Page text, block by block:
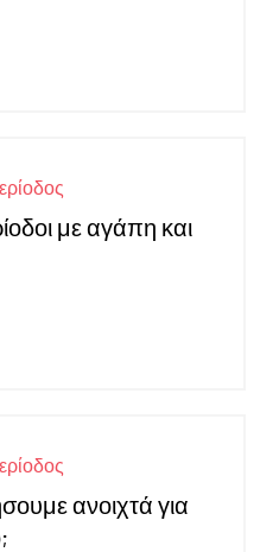
με αγάπη και
ανοιχτά για